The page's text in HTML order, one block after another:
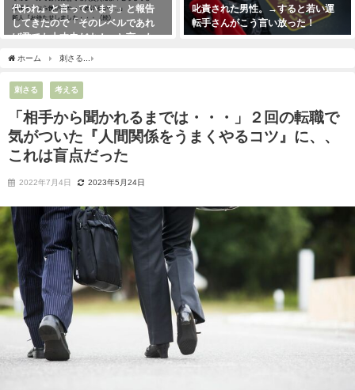
代われ』と言っています」と報告
してきたので「そのレベルであれ
ば君でも大丈夫だよ！」と言った
った！（笑）
2021年5月10日
叱責された男性。→すると若い運
転手さんがこう言い放った！
ホーム 刺さる
刺さる 考える
「相手から聞かれるまでは・・・」２回の転職で
気がついた『人間関係をうまくやるコツ』に、、
これは盲点だった
2022年7月4日 2023年5月24日